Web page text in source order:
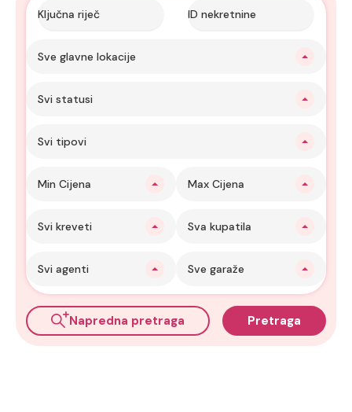
Sve glavne lokacije
Svi statusi
Svi tipovi
Min Cijena Max Cijena
Svi kreveti Sva kupatila
Svi agenti Sve garaže
Napredna pretraga Pretraga